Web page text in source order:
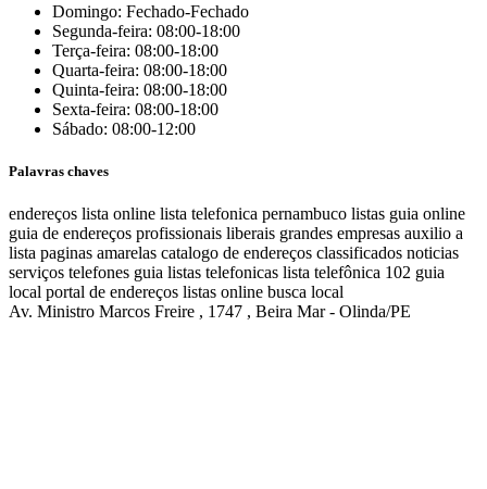
Domingo: Fechado-Fechado
Segunda-feira: 08:00-18:00
Terça-feira: 08:00-18:00
Quarta-feira: 08:00-18:00
Quinta-feira: 08:00-18:00
Sexta-feira: 08:00-18:00
Sábado: 08:00-12:00
Palavras chaves
endereços lista online lista telefonica pernambuco listas guia online
guia de endereços profissionais liberais grandes empresas auxilio a
lista paginas amarelas catalogo de endereços classificados noticias
serviços telefones guia listas telefonicas lista telefônica 102 guia
local portal de endereços listas online busca local
Av. Ministro Marcos Freire , 1747 , Beira Mar - Olinda/PE